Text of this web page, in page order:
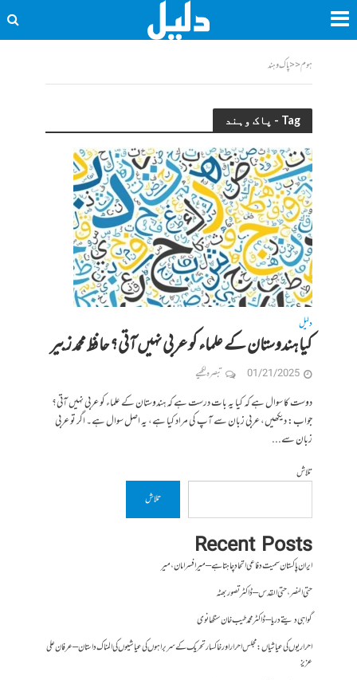
ہوم<<پاک وہند
Tag - پاک وہند
دلیل
کیا ہندوستان کے علماء کو عربی نہیں آتی؟ حافظ محمد زبیر
01/21/2025 تبصرہ لکھیے
دوست کا سوال ہے کہ کیا یہ بات درست ہے کہ ہندوستان کے علماء کو عربی نہیں آتی؟
جواب: دیکھیں، عربی زبان سے آپ کی مراد کیا ہے، یہ اصل سوال ہے۔ اگر تو عربی
زبان سے...
تلاش
تلاش
Recent Posts
ایران پاکستان سمیت دفاعی اتحاد چاہتا ہے – میر افسر امان،میر
حتی النصر ، حتی القدس – ڈاکٹر تصور بھٹہ
گواہی دیتے دریا – ڈاکٹر محمد طیب خان سنگھانوی
احراریوں کی عیاشیاں : مجلس احرار اور خاکسار تحریک کے سربراہوں کی عیاشیوں کی المناک داستان – عرفان علی
عزیز